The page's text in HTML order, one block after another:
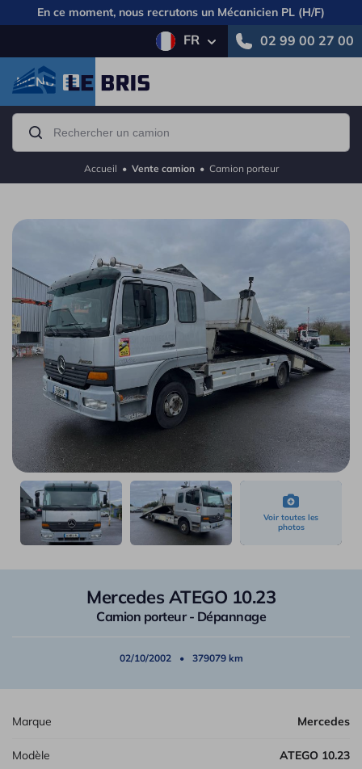
En ce moment, nous recrutons un Mécanicien PL (H/F)
FR 02 99 00 27 00
MENU
Accueil • Vente camion• Camion porteur
Mercedes ATEGO 10.23
Camion porteur - Dépannage
02/10/2002 379079 km
Marque Mercedes
Modèle ATEGO 10.23